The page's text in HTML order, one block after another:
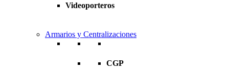
Videoporteros
Armarios y Centralizaciones
CGP